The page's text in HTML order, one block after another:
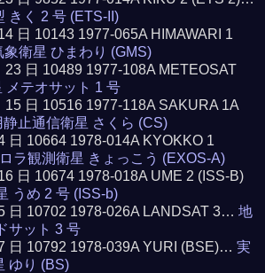
きく 2 号 (ETS-II)
日 10143 1977-065A HIMAWARI 1
象衛星 ひまわり (GMS)
23 日 10489 1977-108A METEOSAT
メテオサット 1 号
15 日 10516 1977-118A SAKURA 1A
静止通信衛星 さくら (CS)
日 10664 1978-014A KYOKKO 1
ラ観測衛星 きょっこう (EXOS-A)
日 10674 1978-018A UME 2 (ISS-B)
うめ 2 号 (ISS-b)
日 10702 1978-026A LANDSAT 3…地
サット 3 号
日 10792 1978-039A YURI (BSE)…実
ゆり (BS)